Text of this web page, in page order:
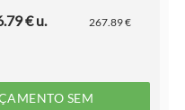
€ u. 267.89 €
SEM